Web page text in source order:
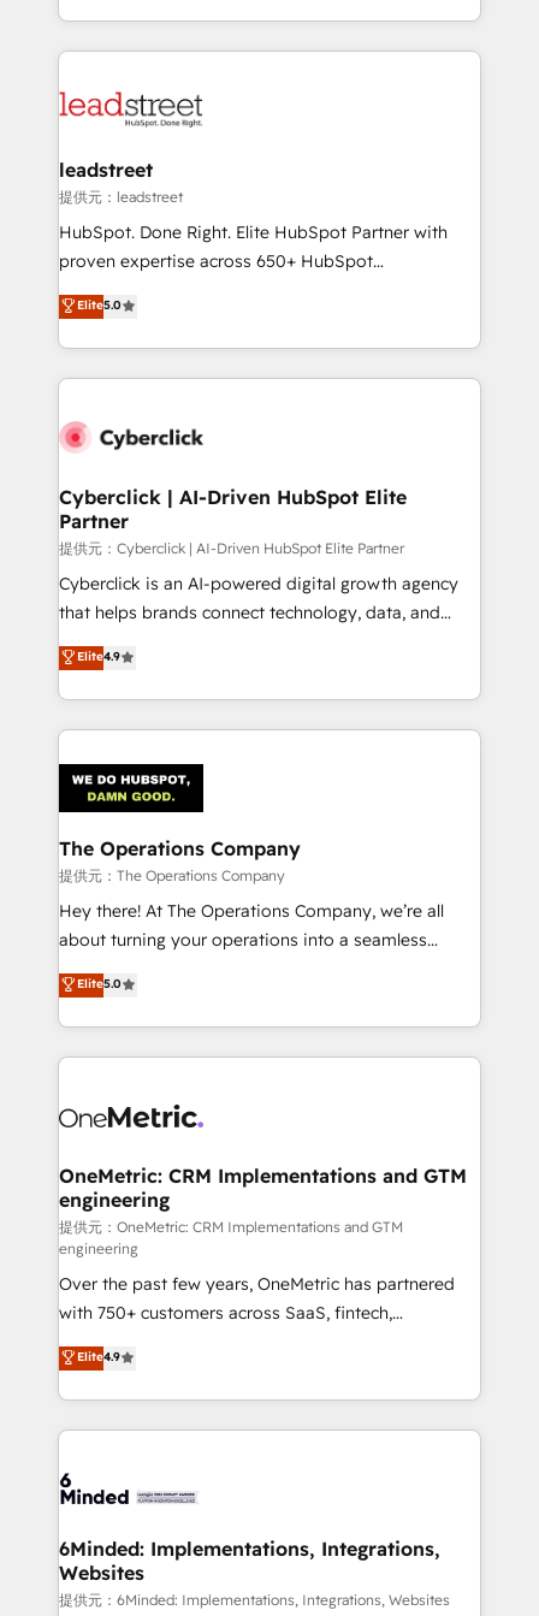
we blend strategy, creativity, and technology to help
custom HubSpot CRM solutions. Our experts design,
implement, and optimize systems to enhance user
marketing, and service teams. From setup to
management, and speed up deal closures. With 500+
projects completed, our Agile approach ensures your
HubSpot CRM drives measurable results. Our
RevOps services align your sales, marketing, and
optimize the revenue lifecycle—lead generation to
retention—by refining processes and eliminating
maximize profitability and adapt to your goals.
leadstreet
提供元：leadstreet
HubSpot. Done Right. Elite HubSpot Partner with
proven expertise across 650+ HubSpot
implementations. With 12+ years of HubSpot
experience, we help you use the HubSpot platform
to its fullest capacity, improve your current HubSpot
website, or build your new one.
Elite5.0
Cyberclick | AI-Driven HubSpot Elite
Partner
提供元：Cyberclick | AI-Driven HubSpot Elite Partner
Cyberclick is an AI-powered digital growth agency
that helps brands connect technology, data, and
creativity to achieve measurable results. Founded in
Barcelona and operating across Spain, LATAM, and
the UK, we support global companies in building
smarter marketing, sales, and customer success
Iberia (Spain & Portugal), we combine human insight
with intelligent automation to drive sustainable
growth. Our multidisciplinary team designs solutions
that simplify complexity, boost performance, and
turn innovation into real impact. 🌍 Highlights •
HubSpot Partner since 2012 • 2022 EMEA Impact
projects • Clients in 30+ industries • Proprietary
technology for integrations • Multilingual team:
Elite4.9
The Operations Company
提供元：The Operations Company
Hey there! At The Operations Company, we’re all
about turning your operations into a seamless
experience that powers real results. We specialize in
transforming complex systems into efficient,
scalable solutions that work across your entire
organization. We’re a unique blend of deep HubSpot
operational know-how. We know that no two
solutions. Instead, we dive in to understand your
needs, goals, and challenges to deliver solutions that
fit like a glove. We’re committed to being both
highly effective and fun to work with. We believe in
efficient processes, as well as building great
relationships. Your success is our success, and we’re
all in this together! From startup to enterprise, we’ll
make sure your HubSpot setup becomes a
powerhouse of productivity, so you can focus on
what matters most: growing your business and
smarter for you!
Elite5.0
OneMetric: CRM Implementations and GTM
engineering
提供元：OneMetric: CRM Implementations and GTM
engineering
Over the past few years, OneMetric has partnered
with 750+ customers across SaaS, fintech,
healthcare, real estate, and other industries. With
150+ HubSpot-certified experts, we deliver scalable
solutions to complex GTM and RevOps challenges.
Our Expertise 🔹 Onboarding & Implementation:
tailored to your GTM motion. 🔹 Migrations: Move
downtime. 🔹 RevOps Strategy: Align teams,
processes, and data to drive revenue efficiency. 🔹
Integrations: Connect HubSpot with your tech stack
Elite4.9
6Minded: Implementations, Integrations,
Websites
提供元：6Minded: Implementations, Integrations, Websites